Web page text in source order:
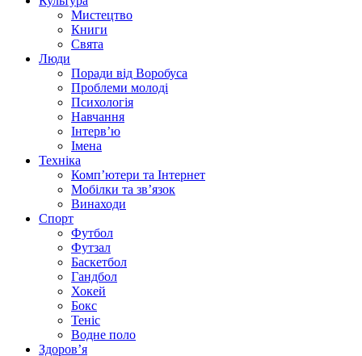
Мистецтво
Книги
Свята
Люди
Поради від Воробуса
Проблеми молоді
Психологія
Навчання
Інтерв’ю
Імена
Техніка
Комп’ютери та Інтернет
Мобілки та зв’язок
Винаходи
Спорт
Футбол
Футзал
Баскетбол
Гандбол
Хокей
Бокс
Теніс
Водне поло
Здоров’я